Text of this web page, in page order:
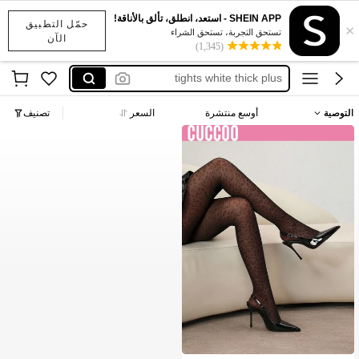
حمّل التطبيق
الآن
×
SHEIN APP - استعد، انطلق، تألق بالأناقة!
تستحق التجربة، تستحق الشراء
(1,345)
جوارب سوداء طويله
medias de ballet adulto
tights white thick plus
جوارب طويله شتويه 44
medias de ballet adulto
التوصية أوسع منتشرة السعر تصنيف